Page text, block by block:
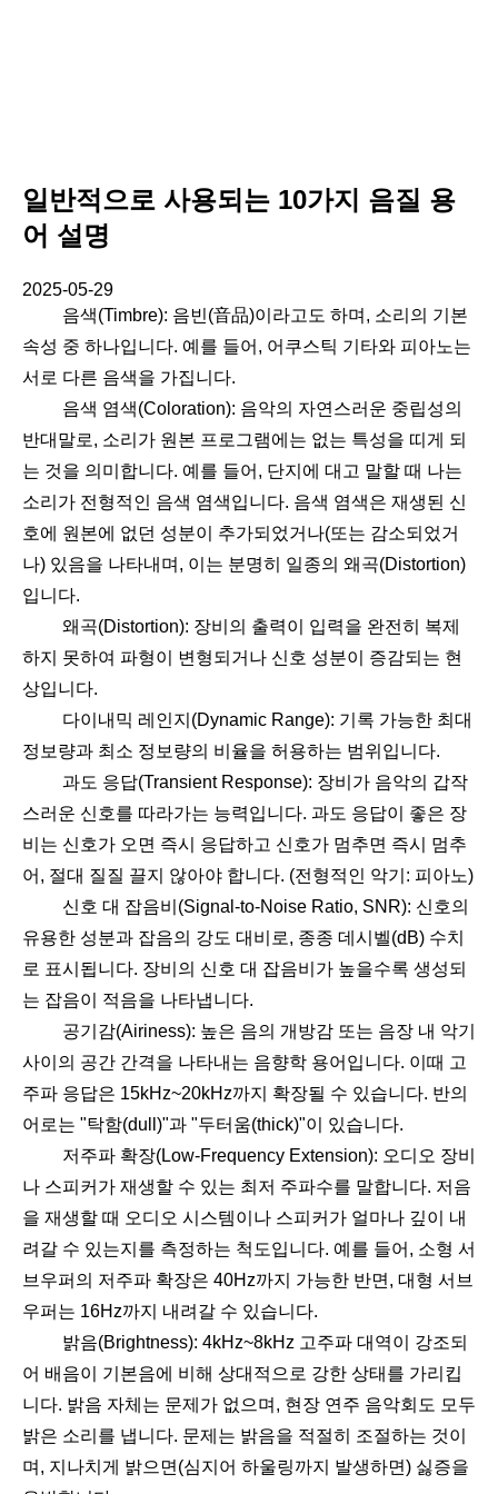
일반적으로 사용되는 10가지 음질 용
어 설명
2025-05-29
음색(Timbre): 음빈(音品)이라고도 하며, 소리의 기본
속성 중 하나입니다. 예를 들어, 어쿠스틱 기타와 피아노는
서로 다른 음색을 가집니다.
음색 염색(Coloration): 음악의 자연스러운 중립성의
반대말로, 소리가 원본 프로그램에는 없는 특성을 띠게 되
는 것을 의미합니다. 예를 들어, 단지에 대고 말할 때 나는
소리가 전형적인 음색 염색입니다. 음색 염색은 재생된 신
호에 원본에 없던 성분이 추가되었거나(또는 감소되었거
나) 있음을 나타내며, 이는 분명히 일종의 왜곡(Distortion)
입니다.
왜곡(Distortion): 장비의 출력이 입력을 완전히 복제
하지 못하여 파형이 변형되거나 신호 성분이 증감되는 현
상입니다.
다이내믹 레인지(Dynamic Range): 기록 가능한 최대
정보량과 최소 정보량의 비율을 허용하는 범위입니다.
과도 응답(Transient Response): 장비가 음악의 갑작
스러운 신호를 따라가는 능력입니다. 과도 응답이 좋은 장
비는 신호가 오면 즉시 응답하고 신호가 멈추면 즉시 멈추
어, 절대 질질 끌지 않아야 합니다. (전형적인 악기: 피아노)
신호 대 잡음비(Signal-to-Noise Ratio, SNR): 신호의
유용한 성분과 잡음의 강도 대비로, 종종 데시벨(dB) 수치
로 표시됩니다. 장비의 신호 대 잡음비가 높을수록 생성되
는 잡음이 적음을 나타냅니다.
공기감(Airiness): 높은 음의 개방감 또는 음장 내 악기
사이의 공간 간격을 나타내는 음향학 용어입니다. 이때 고
주파 응답은 15kHz~20kHz까지 확장될 수 있습니다. 반의
어로는 "탁함(dull)"과 "두터움(thick)"이 있습니다.
저주파 확장(Low-Frequency Extension): 오디오 장비
나 스피커가 재생할 수 있는 최저 주파수를 말합니다. 저음
을 재생할 때 오디오 시스템이나 스피커가 얼마나 깊이 내
려갈 수 있는지를 측정하는 척도입니다. 예를 들어, 소형 서
브우퍼의 저주파 확장은 40Hz까지 가능한 반면, 대형 서브
우퍼는 16Hz까지 내려갈 수 있습니다.
밝음(Brightness): 4kHz~8kHz 고주파 대역이 강조되
어 배음이 기본음에 비해 상대적으로 강한 상태를 가리킵
니다. 밝음 자체는 문제가 없으며, 현장 연주 음악회도 모두
밝은 소리를 냅니다. 문제는 밝음을 적절히 조절하는 것이
며, 지나치게 밝으면(심지어 하울링까지 발생하면) 싫증을